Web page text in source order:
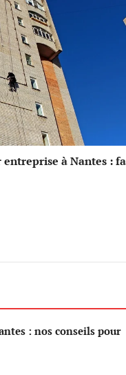
à Nantes :
: nos conseils pour